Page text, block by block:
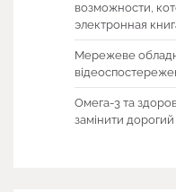
возможности,
электронная
Мережеве
Омега-3 та
замінити